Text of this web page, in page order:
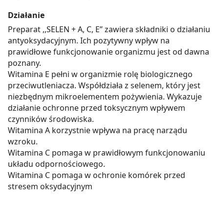
Działanie
Preparat ,,SELEN + A, C, E’’ zawiera składniki o działaniu
antyoksydacyjnym. Ich pozytywny wpływ na
prawidłowe funkcjonowanie organizmu jest od dawna
poznany.
Witamina E pełni w organizmie rolę biologicznego
przeciwutleniacza. Współdziała z selenem, który jest
niezbędnym mikroelementem pożywienia. Wykazuje
działanie ochronne przed toksycznym wpływem
czynników środowiska.
Witamina A korzystnie wpływa na pracę narządu
wzroku.
Witamina C pomaga w prawidłowym funkcjonowaniu
układu odpornościowego.
Witamina C pomaga w ochronie komórek przed
stresem oksydacyjnym